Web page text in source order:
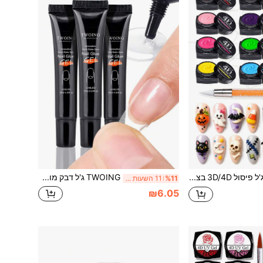
TWOING סט ג'ל פיסול 3D/4D בצבעים אחידים להלווין, 12 צבעים, עם עט לאמנות ציפורניים, ערכת ג'ל ציור בולט לעיצובים מוגבהים של אמנות ציפורניים DIY %11 11 השעות האחרונות TWOING ג'ל דבק מוצק לקצוות ציפורניים לציפורניים עיתונות, ג'ל ציפורניים 3 ב-1, אחיזה חזקה לקצוות ציפורניים מלאכותיות, אבני חן, אבני חן וקישוטי ציפורניים גדולים
₪6.05